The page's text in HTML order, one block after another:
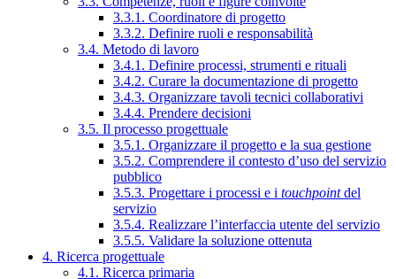
3.3.1. Coordinatore di progetto
3.3.2. Definire ruoli e responsabilità
3.4. Metodo di lavoro
3.4.1. Definire processi, strumenti e rituali
3.4.2. Curare la documentazione di progetto
3.4.3. Organizzare tavoli tecnici collaborativi
3.4.4. Prendere decisioni
3.5. Il processo progettuale
3.5.1. Organizzare il progetto e la sua gestione
3.5.2. Comprendere il contesto d’uso del servizio
pubblico
3.5.3. Progettare i processi e i touchpointdel
servizio
3.5.4. Realizzare l’interfaccia utente del servizio
3.5.5. Validare la soluzione ottenuta
4. Ricerca progettuale
4.1. Ricerca primaria